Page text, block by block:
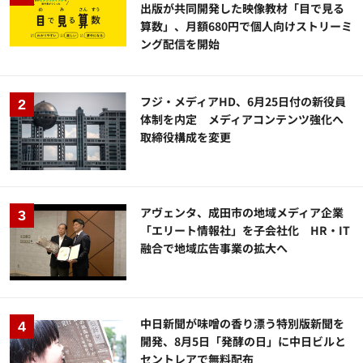
出版が共同開発した映像教材「目で見る
算数」、月額680円で個人向けストリーミ
ング配信を開始
フジ・メディアHD、6月25日付の新役員
体制を内定 メディアコンテンツ強化へ
取締役構成を変更
アヴェンタ、成田市の地域メディア企業
「エリート情報社」を子会社化 HR・IT
融合で地域広告事業の拡大へ
中日新聞が味噌の香り漂う特別版新聞を
開発、8月5日「発酵の日」に中日ビルと
セントレアで無料配布